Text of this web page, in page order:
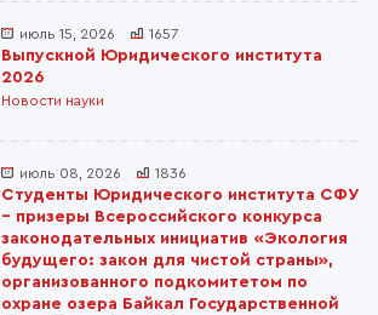
июль 15, 2026 1657
Выпускной Юридического института
2026
Новости науки
июль 08, 2026 1836
Студенты Юридического института СФУ
– призеры Всероссийского конкурса
законодательных инициатив «Экология
будущего: закон для чистой страны»,
организованного подкомитетом по
охране озера Байкал Государственной